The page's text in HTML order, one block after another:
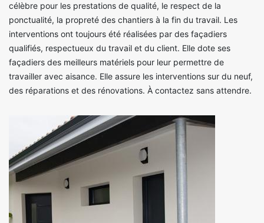
célèbre pour les prestations de qualité, le respect de la
ponctualité, la propreté des chantiers à la fin du travail. Les
interventions ont toujours été réalisées par des façadiers
qualifiés, respectueux du travail et du client. Elle dote ses
façadiers des meilleurs matériels pour leur permettre de
travailler avec aisance. Elle assure les interventions sur du neuf,
des réparations et des rénovations. À contactez sans attendre.